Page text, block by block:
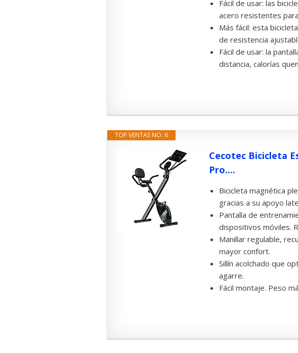
Fácil de usar: las
acero resistentes
Más fácil: esta
de resistencia
Fácil de usar: la
distancia, calorías
TOP VENTAS NO. 6
Cecotec Bicicleta
Pro....
Bicicleta magnética
gracias a su apoyo
Pantalla de
dispositivos móviles.
Manillar regulable,
mayor confort.
Sillín acolchado que
agarre.
Fácil montaje. Peso